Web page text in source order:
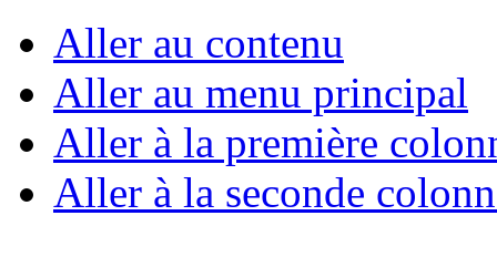
Aller au contenu
Aller au menu principal
Aller à la première
Aller à la seconde